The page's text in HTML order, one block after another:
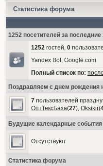
Статистика форума
1252 посетителей за последние
1252гостей, 0
Yandex Bot, Google.com
Полный список по:
Поздравляем с днем рождения
7пользователей
ОптТексБаза(27), Oksikir(
Будущие календарные события
Отсутствуют
Статистика форума